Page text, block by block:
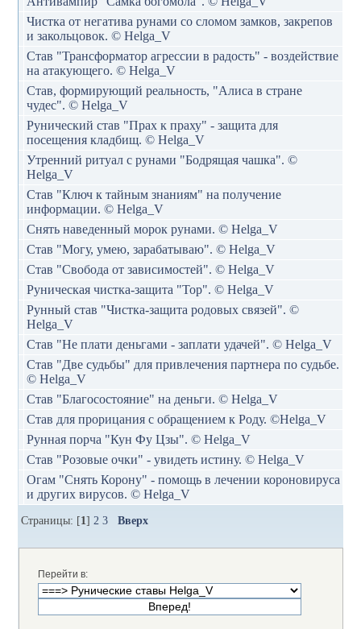
Чистка от негатива рунами со сломом замков, закрепов
и закольцовок. © Helga_V
Став "Трансформатор агрессии в радость" - воздействие
на атакующего. © Helga_V
Став, формирующий реальность, "Алиса в стране
чудес". © Helga_V
Рунический став "Прах к праху" - защита для
посещения кладбищ. © Helga_V
Утренний ритуал с рунами "Бодрящая чашка". ©
Helga_V
Став "Ключ к тайным знаниям" на получение
информации. © Helga_V
Снять наведенный морок рунами. © Helga_V
Став "Могу, умею, зарабатываю". © Helga_V
Став "Свобода от зависимостей". © Helga_V
Руническая чистка-защита "Тор". © Helga_V
Рунный став "Чистка-защита родовых связей". ©
Helga_V
Став "Не плати деньгами - заплати удачей". © Helga_V
Став "Две судьбы" для привлечения партнера по судьбе.
© Helga_V
Став "Благосостояние" на деньги. © Helga_V
Став для прорицания с обращением к Роду. ©Helga_V
Рунная порча "Кун Фу Цзы". © Helga_V
Став "Розовые очки" - увидеть истину. © Helga_V
Огам "Снять Корону" - помощь в лечении короновируса
и других вирусов. © Helga_V
Страницы: [1]2 3 Вверх
Перейти в: